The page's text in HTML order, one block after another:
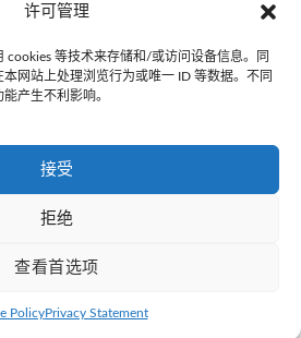
许可管理
cookies 等技术来存储和/或访问设备信息。同
网站上处理浏览行为或唯一 ID 等数据。不同
产生不利影响。
接受
拒绝
查看首选项
PolicyPrivacy Statement
品信息
•
自美国的TASI Group公司保留所有权利。